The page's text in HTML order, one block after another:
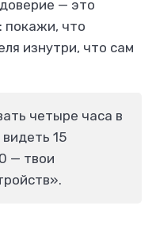
— это
покажи, что
изнутри, что сам
четыре часа в
15
— твои